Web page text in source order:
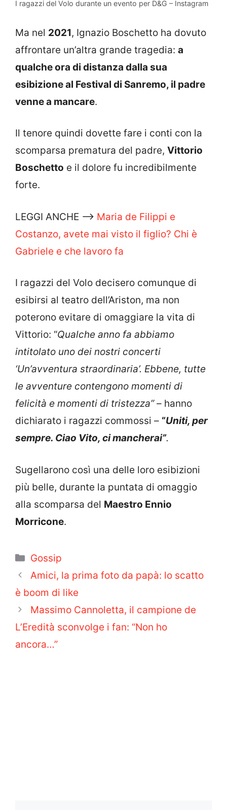
I ragazzi del Volo durante un evento per D&G – Instagram
Ma nel 2021, Ignazio Boschetto ha dovuto
affrontare un’altra grande tragedia: a
qualche ora di distanza dalla sua
esibizione al Festival di Sanremo, il padre
venne a mancare.
Il tenore quindi dovette fare i conti con la
scomparsa prematura del padre, Vittorio
Boschetto e il dolore fu incredibilmente
forte.
LEGGI ANCHE —> Maria de Filippi e
Costanzo, avete mai visto il figlio? Chi è
Gabriele e che lavoro fa
I ragazzi del Volo decisero comunque di
esibirsi al teatro dell’Ariston, ma non
poterono evitare di omaggiare la vita di
Vittorio: “Qualche anno fa abbiamo
intitolato uno dei nostri concerti
‘Un’avventura straordinaria’. Ebbene, tutte
le avventure contengono momenti di
felicità e momenti di tristezza” – hanno
dichiarato i ragazzi commossi – “Uniti, per
sempre. Ciao Vito, ci mancherai”.
Sugellarono così una delle loro esibizioni
più belle, durante la puntata di omaggio
alla scomparsa del Maestro Ennio
Morricone.
Categorie
Gossip
Amici, la prima foto da papà: lo scatto
è boom di like
Massimo Cannoletta, il campione de
L’Eredità sconvolge i fan: “Non ho
ancora…”